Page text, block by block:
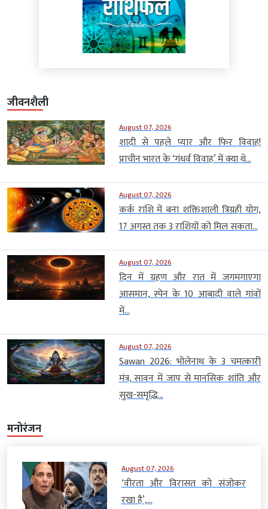
जीवनशैली
August 07, 2026
शादी से पहले प्यार और फिर विवाह!
प्राचीन भारत के ‘गंधर्व विवाह’ में क्या थे...
August 07, 2026
कर्क राशि में बना शक्तिशाली त्रिग्रही योग,
17 अगस्त तक 3 राशियों को मिल सकता...
August 07, 2026
दिन में ग्रहण और रात में जगमगाएगा
आसमान, स्पेन के 10 आबादी वाले गांवों
में...
August 07, 2026
Sawan 2026: भोलेनाथ के 3 चमत्कारी
मंत्र, सावन में जाप से मानसिक शांति और
सुख-समृद्धि...
मनोरंजन
August 07, 2026
‘वीरता और विरासत को संजोकर
रखा है’,...